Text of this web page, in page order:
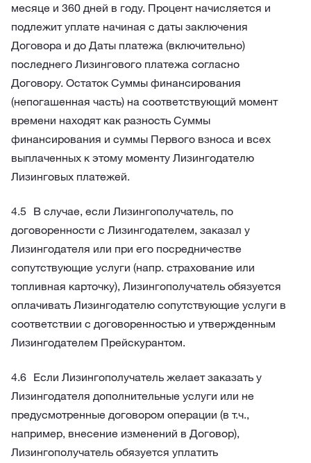
месяце и 360 дней в году. Процент начисляется и
подлежит уплате начиная с даты заключения
Договора и до Даты платежа (включительно)
последнего Лизингового платежа согласно
Договору. Остаток Суммы финансирования
(непогашенная часть) на соответствующий момент
времени находят как разность Суммы
финансирования и суммы Первого взноса и всех
выплаченных к этому моменту Лизингодателю
Лизинговых платежей.
В случае, если Лизингополучатель, по
договоренности с Лизингодателем, заказал у
Лизингодателя или при его посредничестве
сопутствующие услуги (напр. страхование или
топливная карточку), Лизингополучатель обязуется
оплачивать Лизингодателю сопутствующие услуги в
соответствии с договоренностью и утвержденным
Лизингодателем Прейскурантом.
Если Лизингополучатель желает заказать у
Лизингодателя дополнительные услуги или не
предусмотренные договором операции (в т.ч.,
например, внесение изменений в Договор),
Лизингополучатель обязуется уплатить